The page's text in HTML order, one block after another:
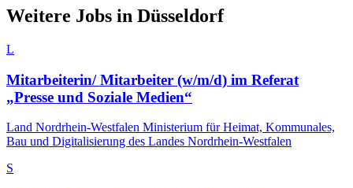
Weitere Jobs in Düsseldorf
L
Mitarbeiterin/ Mitarbeiter (w/m/d) im Referat
„Presse und Soziale Medien“
Land Nordrhein-Westfalen Ministerium für Heimat, Kommunales,
Bau und Digitalisierung des Landes Nordrhein-Westfalen
S